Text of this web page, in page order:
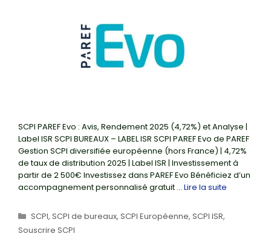
SCPI PAREF Evo : Avis, Rendement 2025 (4,72%) et Analyse |
Label ISR SCPI BUREAUX – LABEL ISR SCPI PAREF Evo de PAREF
Gestion SCPI diversifiée européenne (hors France) | 4,72%
de taux de distribution 2025 | Label ISR | Investissement à
partir de 2 500€ Investissez dans PAREF Evo Bénéficiez d’un
accompagnement personnalisé gratuit … Lire la suite
Catégories
SCPI, SCPI de bureaux, SCPI Européenne, SCPI ISR,
Souscrire SCPI